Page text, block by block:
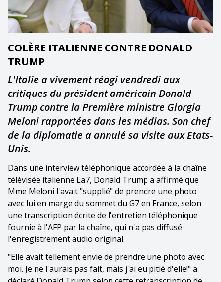
COLÈRE ITALIENNE CONTRE DONALD
TRUMP
L'Italie a vivement réagi vendredi aux
critiques du président américain Donald
Trump contre la Première ministre Giorgia
Meloni rapportées dans les médias. Son chef
de la diplomatie a annulé sa visite aux Etats-
Unis.
Dans une interview téléphonique accordée à la chaîne
télévisée italienne La7, Donald Trump a affirmé que
Mme Meloni l'avait "supplié" de prendre une photo
avec lui en marge du sommet du G7 en France, selon
une transcription écrite de l'entretien téléphonique
fournie à l'AFP par la chaîne, qui n'a pas diffusé
l'enregistrement audio original.
"Elle avait tellement envie de prendre une photo avec
moi. Je ne l'aurais pas fait, mais j'ai eu pitié d'elle!" a